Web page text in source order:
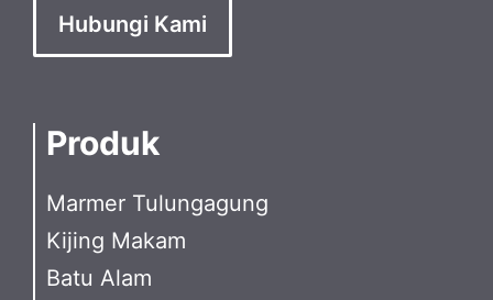
Hubungi Kami
Produk
Marmer Tulungagung
Kijing Makam
Batu Alam